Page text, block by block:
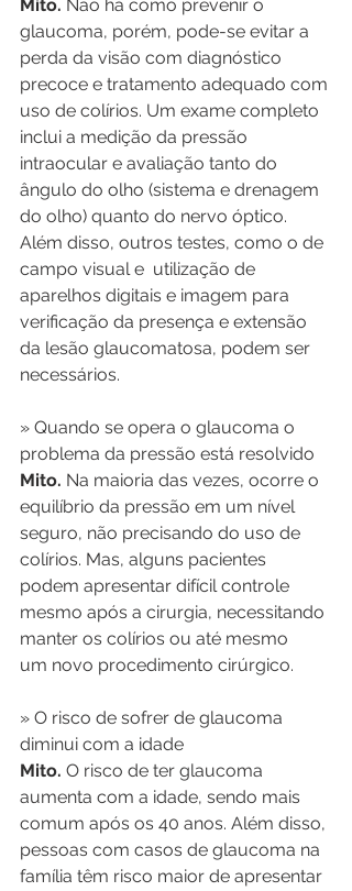
Mito. Não há como prevenir o
glaucoma, porém, pode-se evitar a
perda da visão com diagnóstico
precoce e tratamento adequado com
uso de colírios. Um exame completo
inclui a medição da pressão
intraocular e avaliação tanto do
ângulo do olho (sistema e drenagem
do olho) quanto do nervo óptico.
Além disso, outros testes, como o de
campo visual e  utilização de
aparelhos digitais e imagem para
verificação da presença e extensão
da lesão glaucomatosa, podem ser
necessários.
» Quando se opera o glaucoma o
problema da pressão está resolvido
Mito. Na maioria das vezes, ocorre o
equilíbrio da pressão em um nível
seguro, não precisando do uso de
colírios. Mas, alguns pacientes
podem apresentar difícil controle
mesmo após a cirurgia, necessitando
manter os colírios ou até mesmo
um novo procedimento cirúrgico.
» O risco de sofrer de glaucoma
diminui com a idade
Mito. O risco de ter glaucoma
aumenta com a idade, sendo mais
comum após os 40 anos. Além disso,
pessoas com casos de glaucoma na
família têm risco maior de apresentar